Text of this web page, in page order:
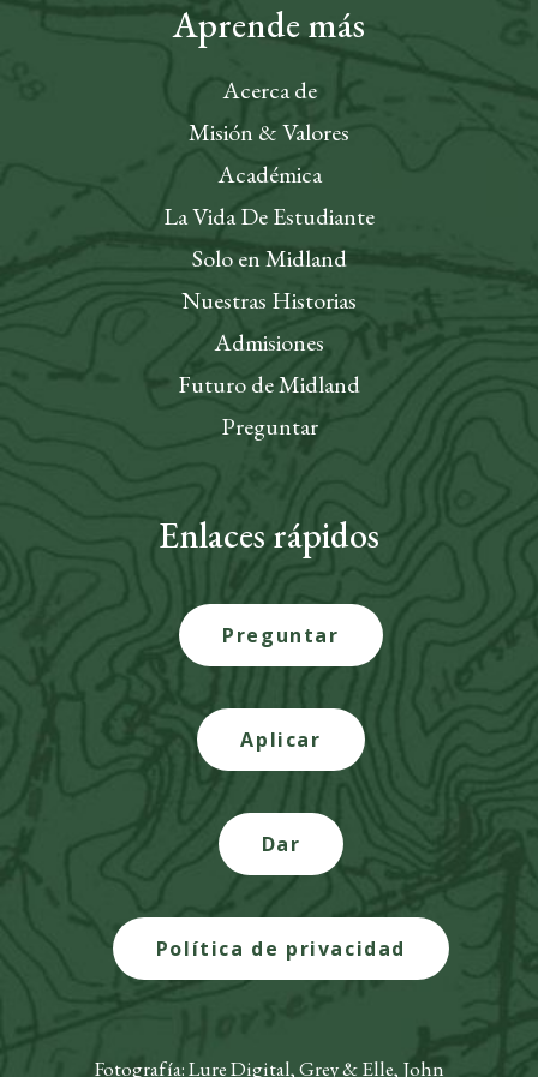
Aprende más
Acerca de
Misión & Valores
Académica
La Vida De Estudiante
Solo en Midland
Nuestras Historias
Admisiones
Futuro de Midland
Preguntar
Enlaces rápidos
Preguntar
Aplicar
Dar
Política de privacidad
Fotografía: Lure Digital, Grey & Elle, John